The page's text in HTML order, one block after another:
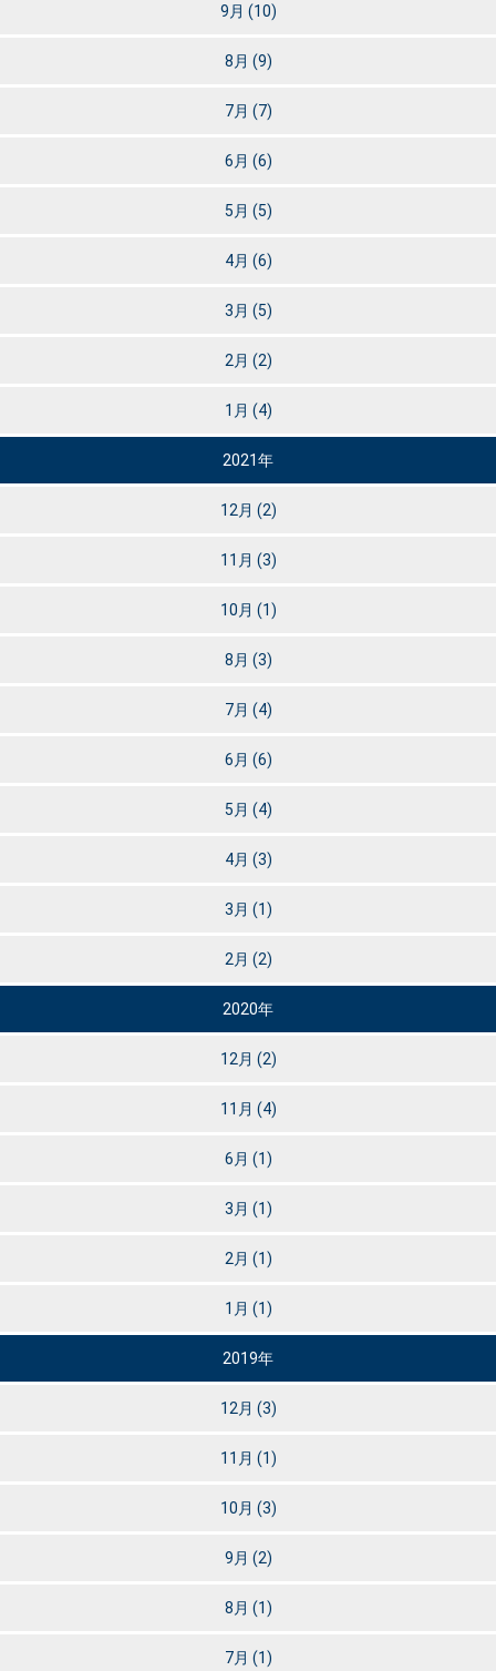
9月 (10)
8月 (9)
7月 (7)
6月 (6)
5月 (5)
4月 (6)
3月 (5)
2月 (2)
1月 (4)
2021年
12月 (2)
11月 (3)
10月 (1)
8月 (3)
7月 (4)
6月 (6)
5月 (4)
4月 (3)
3月 (1)
2月 (2)
2020年
12月 (2)
11月 (4)
6月 (1)
3月 (1)
2月 (1)
1月 (1)
2019年
12月 (3)
11月 (1)
10月 (3)
9月 (2)
8月 (1)
7月 (1)